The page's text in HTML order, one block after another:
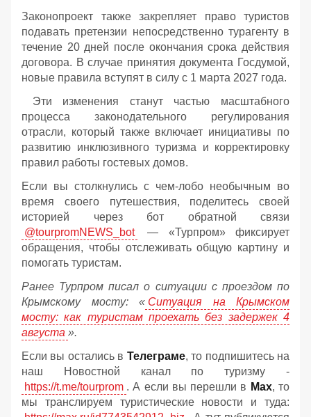
Законопроект также закрепляет право туристов
подавать претензии непосредственно турагенту в
течение 20 дней после окончания срока действия
договора. В случае принятия документа Госдумой,
новые правила вступят в силу с 1 марта 2027 года.
Эти изменения станут частью масштабного
процесса законодательного регулирования
отрасли, который также включает инициативы по
развитию инклюзивного туризма и корректировку
правил работы гостевых домов.
Если вы столкнулись с чем-лобо необычным во
время своего путешествия, поделитесь своей
историей через бот обратной связи
@tourpromNEWS_bot
— «Турпром» фиксирует
обращения, чтобы отслеживать общую картину и
помогать туристам.
Ранее Турпром писал о ситуации с проездом по
Крымскому мосту: « Ситуация на Крымском
мосту: как туристам проехать без задержек 4
августа ».
Если вы остались в Телеграме, то подпишитесь на
наш Новостной канал по туризму -
https://t.me/tourprom . А если вы перешли в Мах, то
мы транслируем туристические новости и туда: